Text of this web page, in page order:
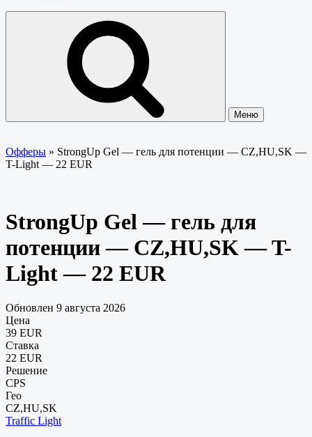
Меню
Офферы » StrongUp Gel — гель для потенции — CZ,HU,SK —
T-Light — 22 EUR
StrongUp Gel — гель для
потенции — CZ,HU,SK — T-
Light — 22 EUR
Обновлен 9 августа 2026
Цена
39 EUR
Ставка
22 EUR
Решение
CPS
Гео
CZ,HU,SK
Traffic Light